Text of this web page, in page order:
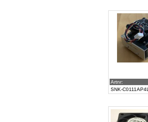
Artnr:
SNK-C0111AP4L